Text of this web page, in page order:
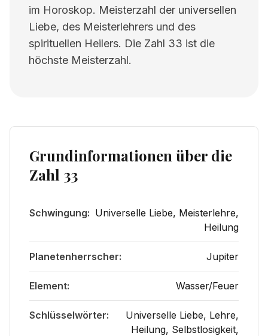
im Horoskop. Meisterzahl der universellen
Liebe, des Meisterlehrers und des
spirituellen Heilers. Die Zahl 33 ist die
höchste Meisterzahl.
Grundinformationen über die
Zahl 33
Schwingung: Universelle Liebe, Meisterlehre,
Heilung
Planetenherrscher: Jupiter
Element: Wasser/Feuer
Schlüsselwörter:
Universelle Liebe, Lehre,
Heilung, Selbstlosigkeit,